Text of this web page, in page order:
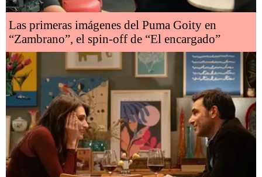
Las primeras imágenes del Puma Goity en
“Zambrano”, el spin-off de “El encargado”